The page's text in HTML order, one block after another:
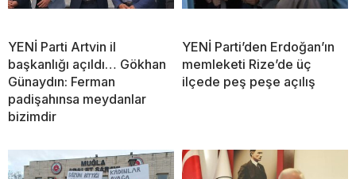
YENİ Parti Artvin il
başkanlığı açıldı… Gökhan
Günaydın: Ferman
padişahınsa meydanlar
bizimdir
YENİ Parti’den Erdoğan’ın
memleketi Rize’de üç
ilçede peş peşe açılış